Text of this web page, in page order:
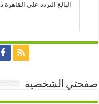
البالغ التردد على
صفحتي الشخصية